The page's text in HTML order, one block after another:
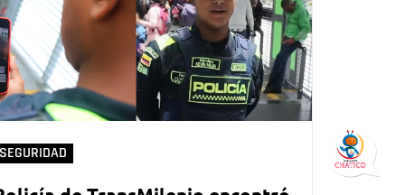
SEGURIDAD